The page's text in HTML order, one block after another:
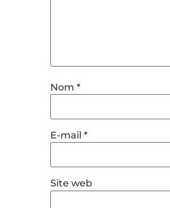
Nom *
E-mail *
Site web